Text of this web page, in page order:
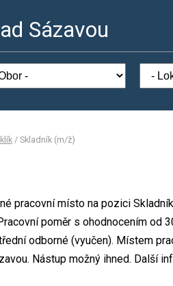
Sázavou
/ Skladník (m/ž)
pracovní místo na pozici
poměr s ohodnocením od
odborné (vyučen). Místem
Nástup možný ihned. Další